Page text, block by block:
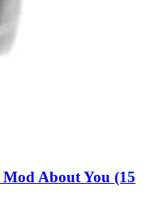
About You (15